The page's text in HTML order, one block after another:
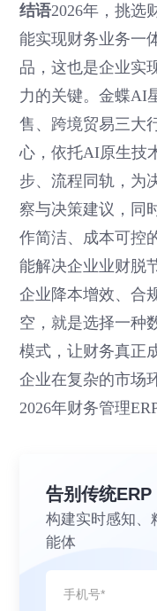
结语2026年，挑选
能实现财务业务一
品，这也是企业实
力的关键。金蝶AI
售、跨境贸易三大
心，依托AI原生技
步、流程同轨，为
察与决策建议，同
作简洁、成本可控
能解决企业业财脱
企业降本增效、合
空，就是选择一种
模式，让财务真正
企业在复杂的市场
2026年财务管理
告别传统
构建实时感知、
能体